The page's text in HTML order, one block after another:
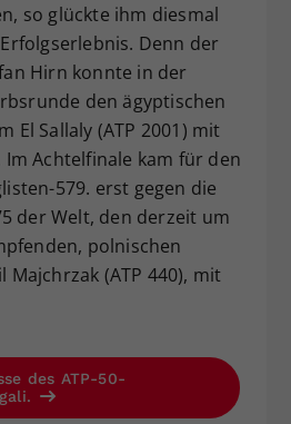
so glückte ihm diesmal
Denn der
Hirn konnte in der
den ägyptischen
El Sallaly (ATP 2001) mit
Im Achtelfinale kam für den
579. erst gegen die
der Welt, den derzeit um
polnischen
Majchrzak (ATP 440), mit
des ATP-50-